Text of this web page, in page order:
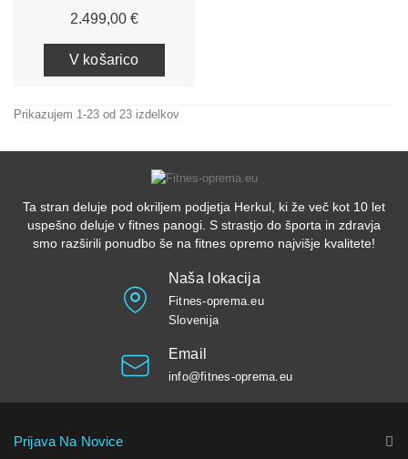
2.499,00 €Cena
V košarico
Prikazujem 1-23 od 23 izdelkov
Ta stran deluje pod okriljem podjetja Herkul, ki že več kot 10 let
uspešno deluje v fitnes panogi. S strastjo do športa in zdravja
smo razširili ponudbo še na fitnes opremo najvišje kvalitete!
Naša lokacija
Fitnes-oprema.eu
Slovenija
Email
info@fitnes-oprema.eu
Prijava Na Novice